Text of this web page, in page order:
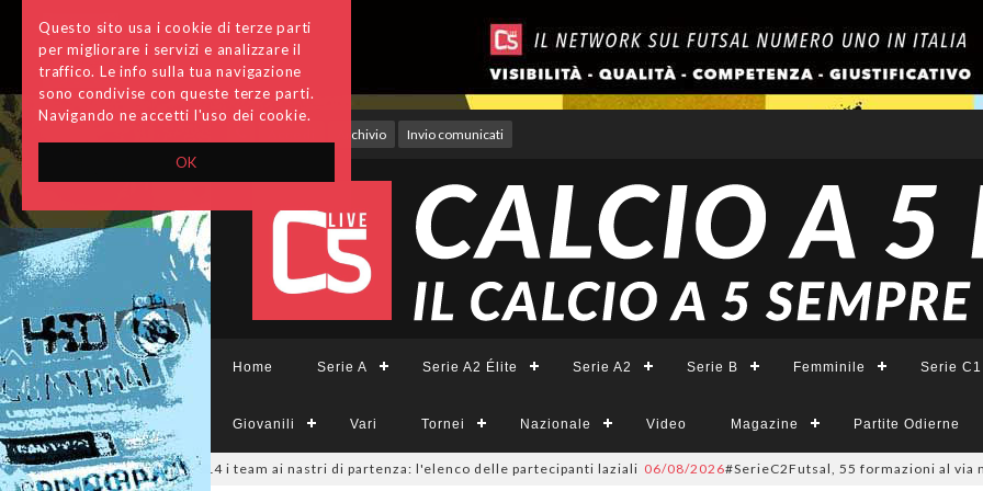
OK
Questo sito usa i cookie di terze parti
per migliorare i servizi e analizzare il
traffico. Le info sulla tua navigazione
sono condivise con queste terze parti.
Navigando ne accetti l'uso dei cookie.
Archivio Invio comunicati
Home Serie A Serie A2 Élite Serie A2 Serie B Femminile Serie C1
Giovanili Vari Tornei Nazionale Video Magazine Partite Odierne
#SerieCFemminile, sono 14 i team ai nastri di partenza: l'elenco delle partecipanti laziali 06/08/2026#SerieC2Futsal, 55 formazioni al via